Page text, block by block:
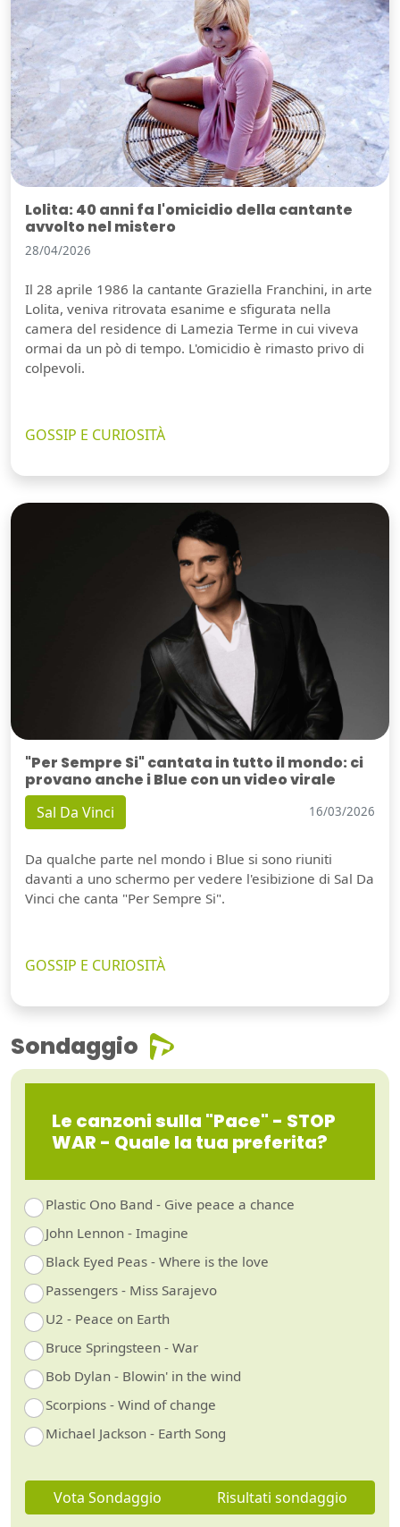
Lolita: 40 anni fa l'omicidio della cantante
avvolto nel mistero
28/04/2026
Il 28 aprile 1986 la cantante Graziella Franchini, in arte
Lolita, veniva ritrovata esanime e sfigurata nella
camera del residence di Lamezia Terme in cui viveva
ormai da un pò di tempo. L'omicidio è rimasto privo di
colpevoli.
GOSSIP E CURIOSITÀ
"Per Sempre Si" cantata in tutto il mondo: ci
provano anche i Blue con un video virale
Sal Da Vinci 16/03/2026
Da qualche parte nel mondo i Blue si sono riuniti
davanti a uno schermo per vedere l'esibizione di Sal Da
Vinci che canta "Per Sempre Si".
GOSSIP E CURIOSITÀ
Sondaggio
Le canzoni sulla "Pace" - STOP
WAR - Quale la tua preferita?
Plastic Ono Band - Give peace a chance
John Lennon - Imagine
Black Eyed Peas - Where is the love
Passengers - Miss Sarajevo
U2 - Peace on Earth
Bruce Springsteen - War
Bob Dylan - Blowin' in the wind
Scorpions - Wind of change
Michael Jackson - Earth Song
Vota Sondaggio Risultati sondaggio